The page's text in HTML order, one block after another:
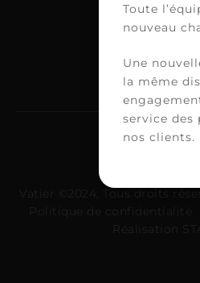
Vatier ©2024, Tous droits
Politique de confidentialité
Réalisation
Toute
nouveau
Une
la même
service des
nos clients.